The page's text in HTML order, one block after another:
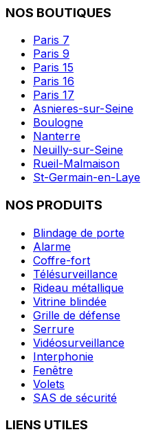
NOS BOUTIQUES
Paris 7
Paris 9
Paris 15
Paris 16
Paris 17
Asnieres-sur-Seine
Boulogne
Nanterre
Neuilly-sur-Seine
Rueil-Malmaison
St-Germain-en-Laye
NOS PRODUITS
Blindage de porte
Alarme
Coffre-fort
Télésurveillance
Rideau métallique
Vitrine blindée
Grille de défense
Serrure
Vidéosurveillance
Interphonie
Fenêtre
Volets
SAS de sécurité
LIENS UTILES